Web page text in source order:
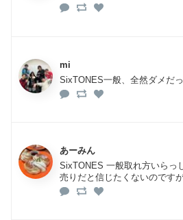
mi
SixTONES一般、全然ダメだ
あーみん
SixTONES 一般取れ方いらっ
売りだと信じたくないのです